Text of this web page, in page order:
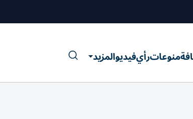
منوعاترأيفيديوالمزيد